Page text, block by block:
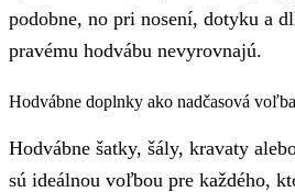
podobne, no pri nosení, dotyku a
pravému hodvábu nevyrovnajú.
Hodvábne doplnky ako nadčasová voľba
Hodvábne šatky, šály, kravaty
sú ideálnou voľbou pre každého,